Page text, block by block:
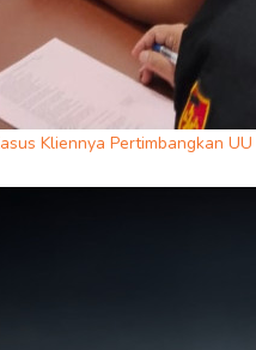
Kliennya Pertimbangkan